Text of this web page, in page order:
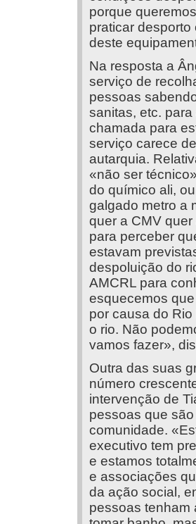
porque
praticar
deste
Na resposta a
serviço de
pessoas
sanitas, etc.
chamada para
serviço carece
autarquia.
«não ser
do químico ali,
galgado metro a
quer a CMV
para perceber
estavam
despoluição do
AMCRL para
esquecemos
por causa do
o rio. Não
vamos fazer»,
Outra das suas
número
intervenção de
pessoas que
comunidade.
executivo tem
e estamos
e associações
da ação social,
pessoas tenham